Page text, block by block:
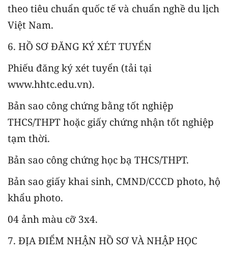
theo tiêu chuẩn quốc tế và chuẩn nghề du lịch
Việt Nam.
6. HỒ SƠ ĐĂNG KÝ XÉT TUYỂN
Phiếu đăng ký xét tuyển (tải tại
www.hhtc.edu.vn).
Bản sao công chứng bằng tốt nghiệp
THCS/THPT hoặc giấy chứng nhận tốt nghiệp
tạm thời.
Bản sao công chứng học bạ THCS/THPT.
Bản sao giấy khai sinh, CMND/CCCD photo, hộ
khẩu photo.
04 ảnh màu cỡ 3x4.
7. ĐỊA ĐIỂM NHẬN HỒ SƠ VÀ NHẬP HỌC